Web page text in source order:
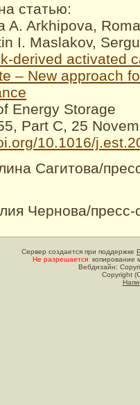
статью:
A. Arkhipova,
I. Maslakov,
derived activated
– New approach
Energy Storage
Part C, 25
10.1016/
Сагитова/
Чернова/пресс-
Сервер создается при поддержке
Не разрешается копирование
Вебдизайн:
Copyright